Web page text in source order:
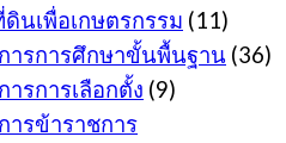
นเพื่อเกษตรกรรม (11)
ารการศึกษาขั้นพื้นฐาน (36)
รการเลือกตั้ง (9)
รข้าราชการ